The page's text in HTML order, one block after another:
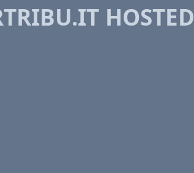
HOSTED